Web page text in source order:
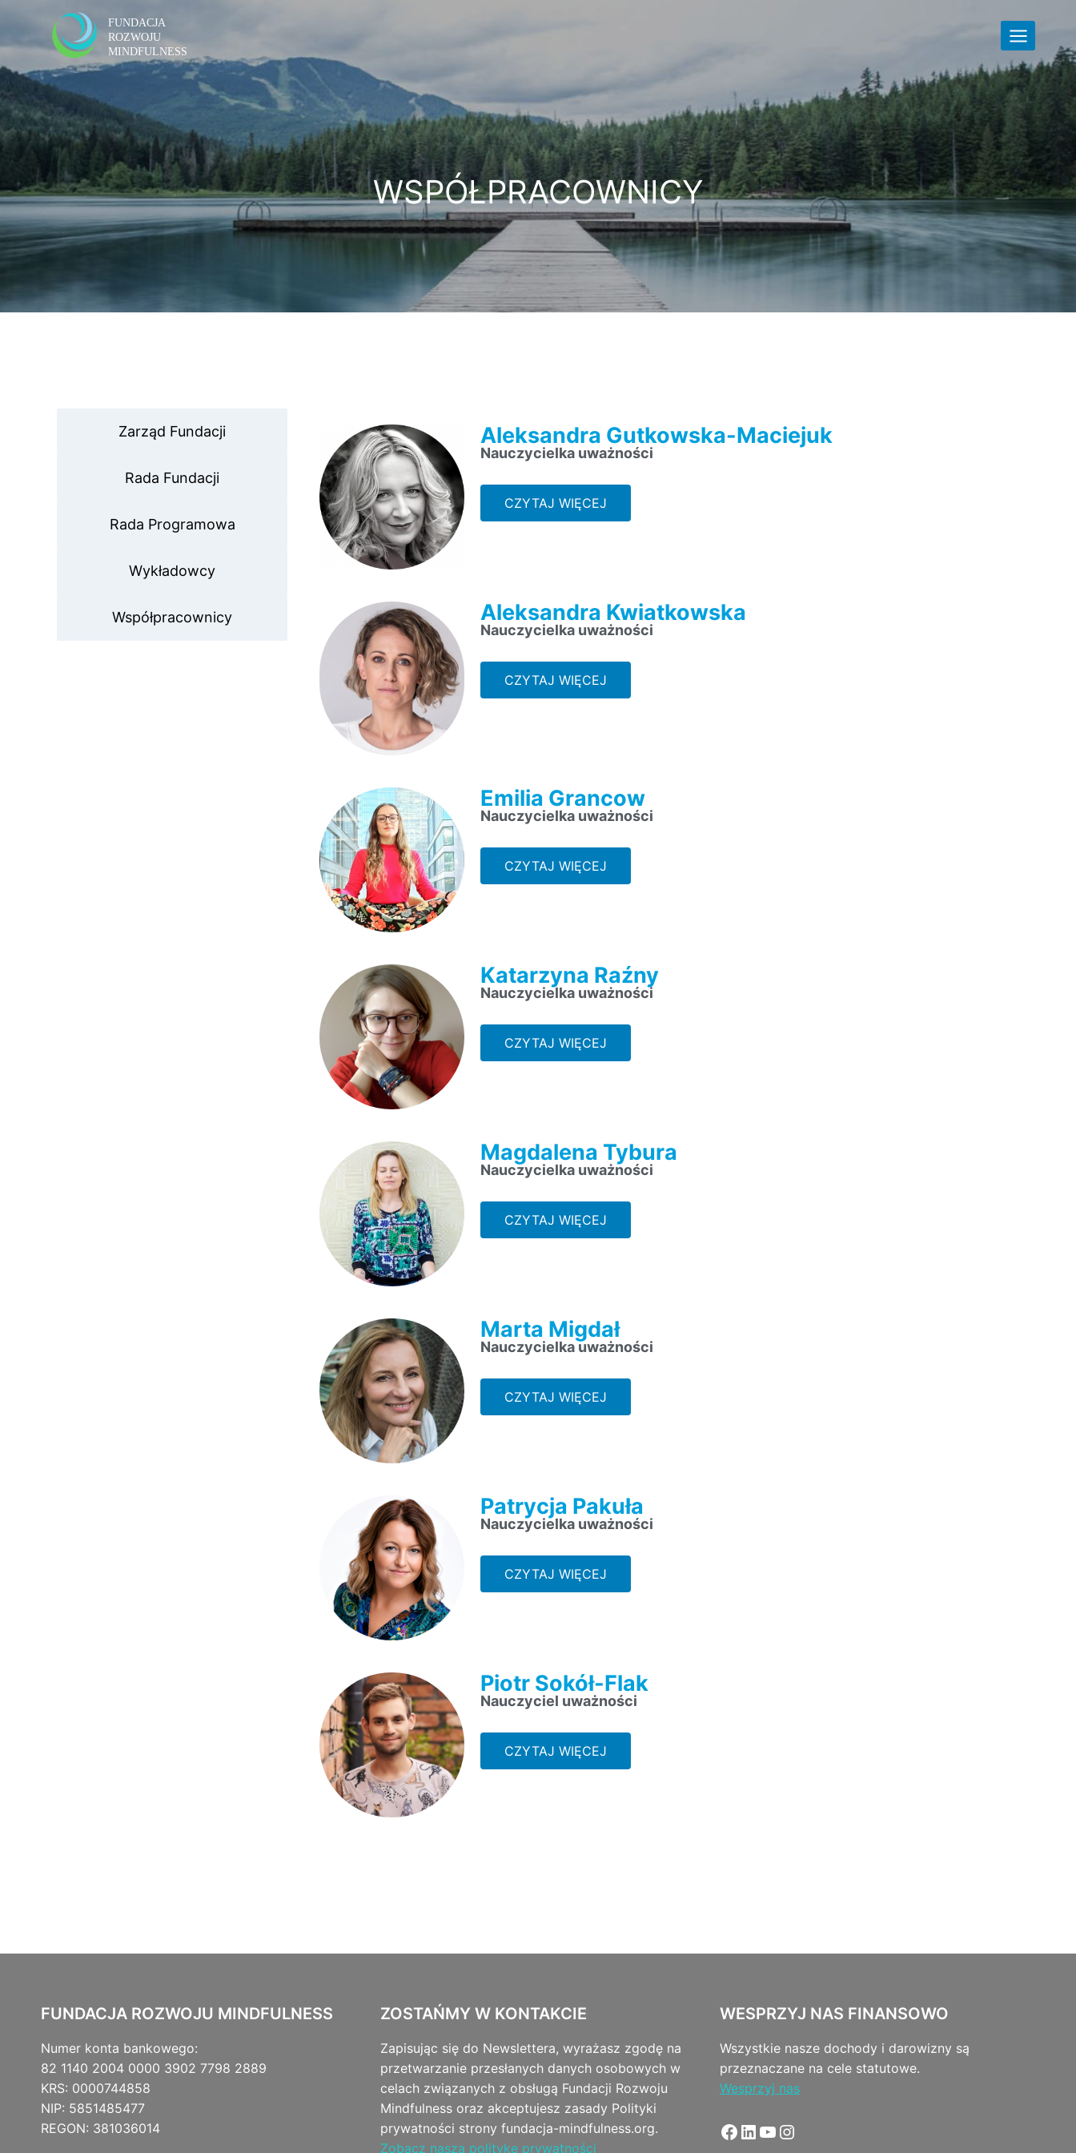
WSPÓŁPRACOWNICY
Zarząd Fundacji
Rada Fundacji
Rada Programowa
Wykładowcy
Współpracownicy
Aleksandra Gutkowska-Maciejuk
Nauczycielka uważności
CZYTAJ WIĘCEJ
Aleksandra Kwiatkowska
Nauczycielka uważności
CZYTAJ WIĘCEJ
Emilia Grancow
Nauczycielka uważności
CZYTAJ WIĘCEJ
Katarzyna Raźny
Nauczycielka uważności
CZYTAJ WIĘCEJ
Magdalena Tybura
Nauczycielka uważności
CZYTAJ WIĘCEJ
Marta Migdał
Nauczycielka uważności
CZYTAJ WIĘCEJ
Patrycja Pakuła
Nauczycielka uważności
CZYTAJ WIĘCEJ
Piotr Sokół-Flak
Nauczyciel uważności
CZYTAJ WIĘCEJ
FUNDACJA ROZWOJU MINDFULNESS
Numer konta bankowego:
82 1140 2004 0000 3902 7798 2889
KRS: 0000744858
NIP: 5851485477
REGON: 381036014
ZOSTAŃMY W KONTAKCIE
Zapisując się do Newslettera, wyrażasz zgodę na
przetwarzanie przesłanych danych osobowych w
celach związanych z obsługą Fundacji Rozwoju
Mindfulness oraz akceptujesz zasady Polityki
prywatności strony fundacja-mindfulness.org.
Zobacz naszą politykę prywatności
WESPRZYJ NAS FINANSOWO
Wszystkie nasze dochody i darowizny są
przeznaczane na cele statutowe.
Wesprzyj nas